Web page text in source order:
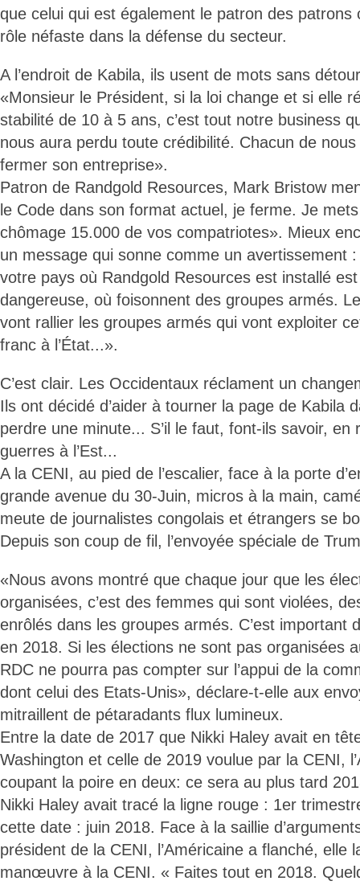
que celui qui est également le patron des patrons
rôle néfaste dans la défense du secteur.
A l’endroit de Kabila, ils usent de mots sans
«Monsieur le Président, si la loi change et si elle
stabilité de 10 à 5 ans, c’est tout notre business
nous aura perdu toute crédibilité. Chacun de
fermer son entreprise».
Patron de Randgold Resources, Mark Bristow
le Code dans son format actuel, je ferme. Je
chômage 15.000 de vos compatriotes». Mieux
un message qui sonne comme un avertissement
votre pays où Randgold Resources est installé
dangereuse, où foisonnent des groupes armés.
vont rallier les groupes armés qui vont exploiter
franc à l’État...».
C’est clair. Les Occidentaux réclament un
Ils ont décidé d’aider à tourner la page de Kabila
perdre une minute... S’il le faut, font-ils savoir, en
guerres à l’Est...
A la CENI, au pied de l’escalier, face à la porte
grande avenue du 30-Juin, micros à la main,
meute de journalistes congolais et étrangers se
Depuis son coup de fil, l’envoyée spéciale de
«Nous avons montré que chaque jour que les
organisées, c’est des femmes qui sont violées,
enrôlés dans les groupes armés. C’est important
en 2018. Si les élections ne sont pas organisées
RDC ne pourra pas compter sur l’appui de la
dont celui des Etats-Unis», déclare-t-elle aux
mitraillent de pétaradants flux lumineux.
Entre la date de 2017 que Nikki Haley avait en
Washington et celle de 2019 voulue par la CENI,
coupant la poire en deux: ce sera au plus tard
Nikki Haley avait tracé la ligne rouge : 1er
cette date : juin 2018. Face à la saillie
président de la CENI, l’Américaine a flanché, elle
manœuvre à la CENI. « Faites tout en 2018.